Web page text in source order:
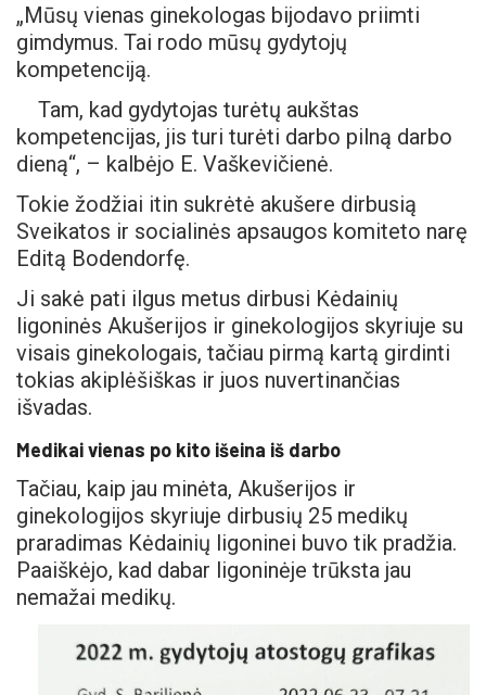
„Mūsų vienas ginekologas bijodavo priimti
gimdymus. Tai rodo mūsų gydytojų
kompetenciją.
Tam, kad gydytojas turėtų aukštas
kompetencijas, jis turi turėti darbo pilną darbo
dieną“, – kalbėjo E. Vaškevičienė.
Tokie žodžiai itin sukrėtė akušere dirbusią
Sveikatos ir socialinės apsaugos komiteto narę
Editą Bodendorfę.
Ji sakė pati ilgus metus dirbusi Kėdainių
ligoninės Akušerijos ir ginekologijos skyriuje su
visais ginekologais, tačiau pirmą kartą girdinti
tokias akiplėšiškas ir juos nuvertinančias
išvadas.
Medikai vienas po kito išeina iš darbo
Tačiau, kaip jau minėta, Akušerijos ir
ginekologijos skyriuje dirbusių 25 medikų
praradimas Kėdainių ligoninei buvo tik pradžia.
Paaiškėjo, kad dabar ligoninėje trūksta jau
nemažai medikų.